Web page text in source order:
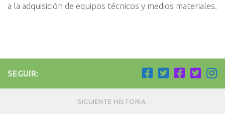
a la adquisición de equipos técnicos y medios materiales.
SEGUIR:
SIGUIENTE HISTORIA